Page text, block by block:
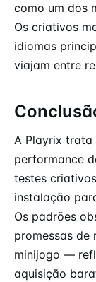
como um dos
Os criativos
idiomas
viajam entre
A Playrix trata
performance
testes
instalação
Os padrões
promessas de
minijogo —
aquisição